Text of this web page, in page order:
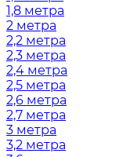
1,8 метра
2 метра
2,2 метра
2,3 метра
2,4 метра
2,5 метра
2,6 метра
2,7 метра
3 метра
3,2 метра